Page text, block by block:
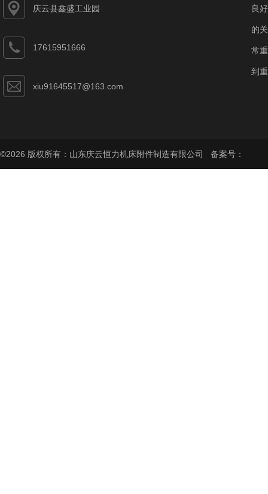
庆云县鑫盛工业园
17615951666
xiu91645517@163.com
良
的
常
到
©2026 版权所有：山东庆云恒力机床附件制造有限公司 备案号：